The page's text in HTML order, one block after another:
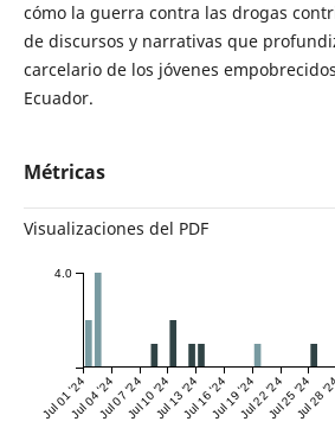
cómo la guerra contra las drogas
de discursos y narrativas que
carcelario de los jóvenes
Ecuador.
Métricas
Visualizaciones del PDF
Jul 01 '24Jul 04 '24Jul 07 '24Jul 10 '24Jul 13 '24Jul 16 '24Jul 19 '24Jul 22 '24Jul 25 '24
Jul 28
4.0